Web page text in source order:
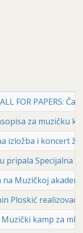
FOR PAPERS:
za muzičku
izložba i koncert
pripala Specijalna
Muzičkoj
Ploskić
kamp za